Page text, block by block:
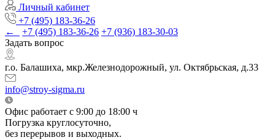
Личный кабинет
+7 (495) 183-36-26
←
+7 (495) 183-36-26 +7 (936) 183-30-03
Задать вопрос
г.о. Балашиха, мкр.Железнодорожный, ул. Октябрьская, д.33
info@stroy-sigma.ru
Офис работает с 9:00 до 18:00 ч
Погрузка круглосуточно,
без перерывов и выходных.